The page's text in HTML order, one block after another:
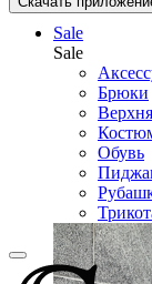
Sale
Sale
Брюки
Обувь